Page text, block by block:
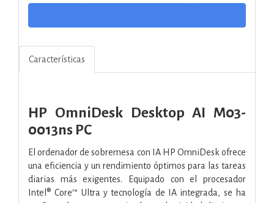
Características
HP OmniDesk Desktop AI M03-
0013ns PC
El ordenador de sobremesa con IA HP OmniDesk ofrece
una eficiencia y un rendimiento óptimos para las tareas
diarias más exigentes. Equipado con el procesador
Intel® Core™ Ultra y tecnología de IA integrada, se ha